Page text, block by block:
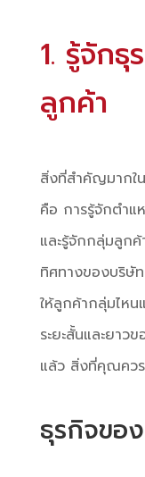
1. รู้จักธุ
ลูกค้า
สิ่งที่สำคัญมากใ
คือ การรู้จักตำ
และรู้จักกลุ่มลูกค้
ทิศทางของบริษั
ให้ลูกค้ากลุ่มไห
ระยะสั้นและยาว
แล้ว สิ่งที่คุณควร
ธุรกิจขอ